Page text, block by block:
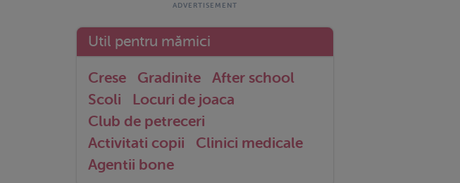
Util pentru mămici
Crese Gradinite
After school
Scoli
Locuri de joaca
Club de petreceri
Activitati copii
Clinici medicale
Agentii bone